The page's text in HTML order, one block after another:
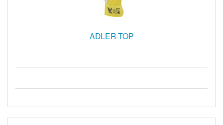
ADLER-TOP